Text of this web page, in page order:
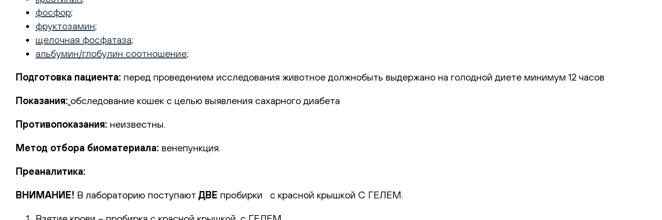
фосфор;
фруктозамин;
щелочная фосфатаза;
альбумин/глобулин соотношение;
Подготовка пациента: перед проведением исследования животное должнобыть выдержано на голодной диете минимум 12 часов
Показания: обследование кошек с целью выявления сахарного диабета
Противопоказания: неизвестны.
Метод отбора биоматериала: венепункция.
Преаналитика:
ВНИМАНИЕ! В лабораторию поступают ДВЕ пробирки с красной крышкой С ГЕЛЕМ.